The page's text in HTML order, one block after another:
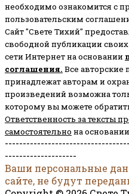
необходимо ознакомится с
пользовательским
Сайт "Свете Тихий"
свободной публикации
сети Интернет на основании
соглашения. Все авторские
принадлежат авторам и
произведений возможна
которому вы можете
Ответственность за тексты
самостоятельно на
--------------------
Ваши персональные
сайте, не будут